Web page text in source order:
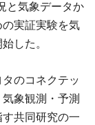
と気象データか
実証実験を気
した。
のコネクテッ
象観測・予測
共同研究の一